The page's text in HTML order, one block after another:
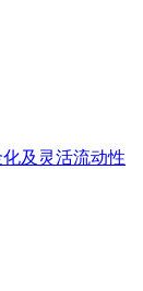
及灵活流动性